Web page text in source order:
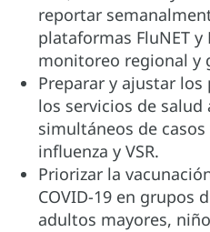
reportar
plataformas FluNET
monitoreo regional y
Preparar y ajustar
los servicios de
simultáneos de
influenza y VSR.
Priorizar la
COVID-19 en grupos
adultos mayores,